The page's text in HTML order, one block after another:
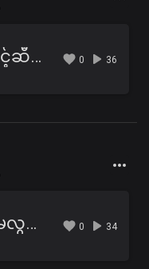
အမေဆူရင်မောင့်ဆီပြေးခဲ့ - တွံတေးသိန်းတန် 0 36
မှာချင်တယ်မေမလွန်းနဲ့ - Ton Tay Thein Tan 0 34